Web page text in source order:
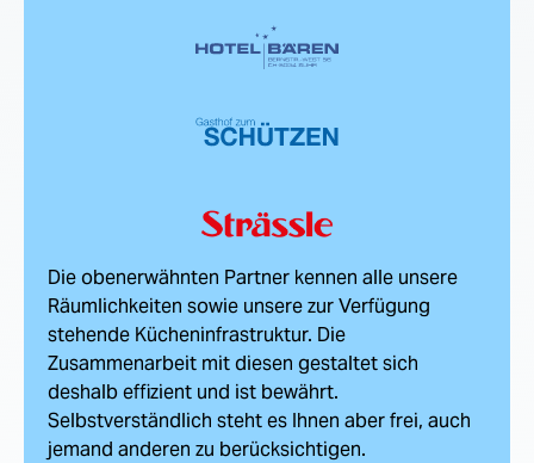
Die obenerwähnten Partner kennen alle unsere
Räumlichkeiten sowie unsere zur Verfügung
stehende Kücheninfrastruktur. Die
Zusammenarbeit mit diesen gestaltet sich
deshalb effizient und ist bewährt.
Selbstverständlich steht es Ihnen aber frei, auch
jemand anderen zu berücksichtigen.